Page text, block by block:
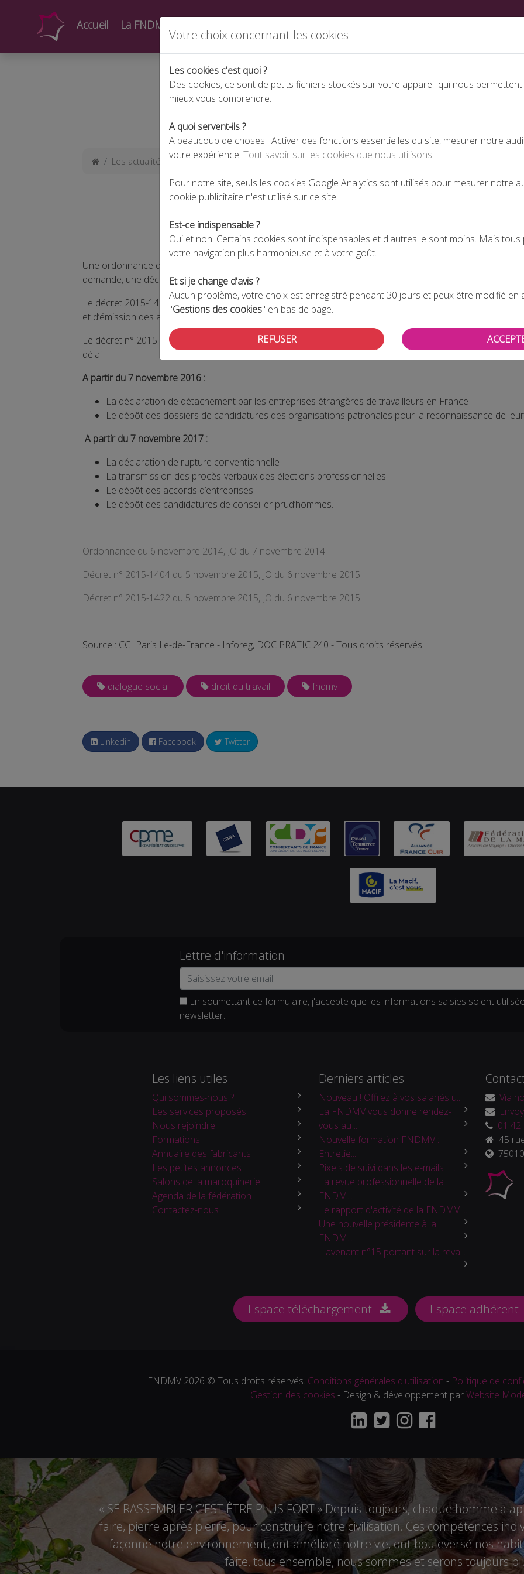
Accueil La FNDMV
Les actualités Démarches par voie électronique auprès de l’administration
Une ordonnance du 6 novembre 2014 a prévu la possibilité pour tout usager d’adresser par voie
demande, une déclaration, un document ou une information. Elle est entrée en vigueur le 7 novembre 2015
Le décret 2015-1404 du 5 novembre 2015 précise les modalités de saisine de l’administration par voie
et d’émission des accusés de réception ou d’enregistrement électroniques qui permettent aux usagers
Le décret n° 2015-1422 du 5 novembre 2015 communique la liste des déclarations qui ne pourront être
délai :
A partir du 7 novembre 2016 :
La déclaration de détachement par les entreprises étrangères de travailleurs en France
Le dépôt des dossiers de candidatures des organisations patronales pour la reconnaissance de
A partir du 7 novembre 2017 :
La déclaration de rupture conventionnelle
La transmission des procès-verbaux des élections professionnelles
Le dépôt des accords d’entreprises
Le dépôt des candidatures de conseiller prud’hommes.
Ordonnance du 6 novembre 2014, JO du 7 novembre 2014
Décret n° 2015-1404 du 5 novembre 2015, JO du 6 novembre 2015
Décret n° 2015-1422 du 5 novembre 2015, JO du 6 novembre 2015
Source : CCI Paris Ile-de-France - Inforeg, DOC PRATIC 240 - Tous droits réservés
dialogue social droit du travail fndmv
Linkedin Facebook Twitter
Lettre d'information
En soumettant ce formulaire, j'accepte que les informations saisies soient
newsletter.
Les liens utiles
Qui sommes-nous ?
Les services proposés
Nous rejoindre
Formations
Annuaire des fabricants
Les petites annonces
Salons de la maroquinerie
Agenda de la fédération
Contactez-nous
Derniers articles
Nouveau ! Offrez à vos salariés u...
La FNDMV vous donne rendez-
vous au ...
Nouvelle formation FNDMV :
Entretie...
Pixels de suivi dans les e-mails : ...
La revue professionnelle de la
FNDM...
Le rapport d'activité de la FNDMV ...
Une nouvelle présidente à la
FNDM...
L'avenant n°15 portant sur la reva...
Via
01 42
45
75010
Espace téléchargement Espace adhérent
FNDMV 2026 © Tous droits réservés. Conditions générales d'utilisation - Politique de
Gestion des cookies - Design & développement parWebsite
« SE RASSEMBLER C’EST ÊTRE PLUS FORT » Depuis toujours, chaque homme a
faire, pierre après pierre, pour construire notre civilisation. Ces compétences
façonné notre environnement, ont amélioré notre vie, ont bouleversé nos
faite, tous ensemble, nous sommes et serons toujours
Votre choix concernant les cookies
Les cookies c'est quoi ?
Des cookies, ce sont de petits fichiers stockés sur votre appareil qui nous permettent
mieux vous comprendre.
A quoi servent-ils ?
A beaucoup de choses ! Activer des fonctions essentielles du site, mesurer notre
votre expérience. Tout savoir sur les cookies que nous utilisons
Pour notre site, seuls les cookies Google Analytics sont utilisés pour mesurer notre
cookie publicitaire n'est utilisé sur ce site.
Est-ce indispensable ?
Oui et non. Certains cookies sont indispensables et d'autres le sont moins. Mais
votre navigation plus harmonieuse et à votre goût.
Et si je change d'avis ?
Aucun problème, votre choix est enregistré pendant 30 jours et peux être modifié en
"Gestions des cookies" en bas de page.
REFUSER